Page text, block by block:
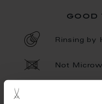
good
Rinsing by
Not